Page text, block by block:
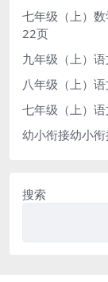
七年级（上）
22页
九年级（上）
八年级（上）
七年级（上）
幼小衔接幼小
搜索